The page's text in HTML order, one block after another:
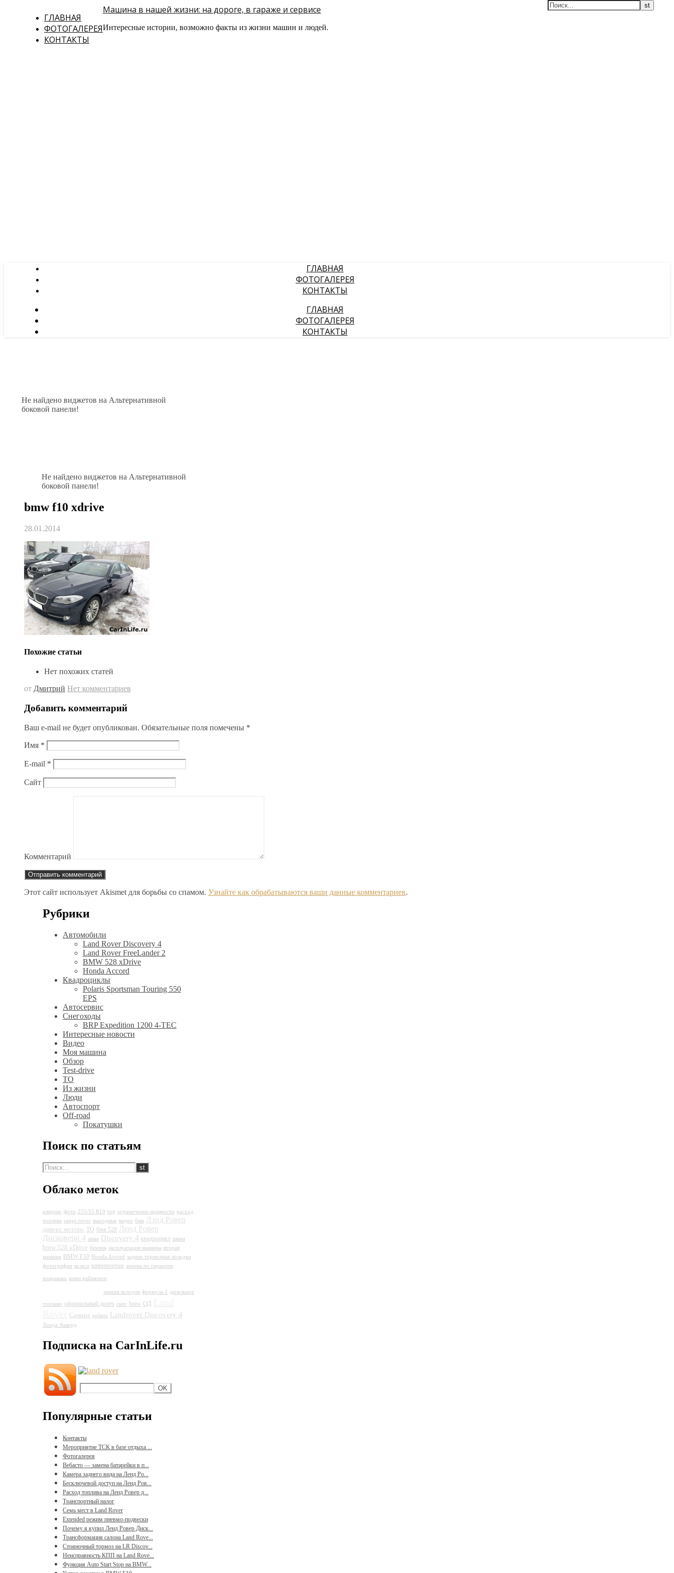
ГЛАВНАЯ
ФОТОГАЛЕРЕЯ
КОНТАКТЫ
Машина в нашей жизни: на дороге, в гараже и сервисе
Интересные истории, возможно факты из жизни машин и людей.
ГЛАВНАЯ
ФОТОГАЛЕРЕЯ
КОНТАКТЫ
ГЛАВНАЯ
ФОТОГАЛЕРЕЯ
КОНТАКТЫ
Не найдено виджетов на Альтернативной
боковой панели!
Не найдено виджетов на Альтернативной
боковой панели!
bmw f10 xdrive
28.01.2014
Похожие статьи
Нет похожих статей
от Дмитрий Нет комментариев
Добавить комментарий
Ваш e-mail не будет опубликован. Обязательные поля помечены *
Имя *
E-mail *
Сайт
Комментарий
Этот сайт использует Akismet для борьбы со спамом. Узнайте как обрабатываются ваши данные комментариев.
Рубрики
Автомобили
Land Rover Discovery 4
Land Rover FreeLander 2
BMW 528 xDrive
Honda Accord
Квадроциклы
Polaris Sportsman Touring 550
EPS
Автосервис
Снегоходы
BRP Expedition 1200 4-TEC
Интересные новости
Видео
Моя машина
Обзор
Test-drive
ТО
Из жизни
Люди
Автоспорт
Off-road
Покатушки
Поиск по статьям
Облако меток
клиренс фото 255/55 R19 brp ограничение мощности расход
топлива range rover выходные видео бмв Лэнд Ровер
диверс моторс ТО бмв 528 Ленд Ровер
Дисковери 4 зима Discovery 4 квадроцикл шина
bmw 528 xDrive бензин эксплуатация машины вторая
машина
BMW F10 Honda Accord
задние тормозные колодки
фотографии колеса шиномонтаж замена по гарантии
покрышка кими райкконен
замена колодок формула-1 дизельное
топливо официальный дилер снег bmw ОД
Самара polaris Landrover Discovery 4
Хонда Аккорд
Подписка на CarInLife.ru
Популярные статьи
Контакты
Мероприятие ТСК в базе отдыха ...
Фотогалерея
Вебасто — замена батарейки в п...
Камера заднего вида на Ленд Ро...
Бесключевой доступ на Ленд Ров...
Расход топлива на Ленд Ровер д...
Транспортный налог
Семь мест в Land Rover
Extended режим пневмо-подвески
Почему я купил Ленд Ровер Диск...
Трансформация салона Land Rove...
Стояночный тормоз на LR Discov...
Неисправность КПП на Land Rove...
Функция Auto Start Stop на BMW...